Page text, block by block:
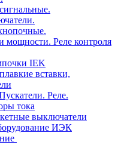
мощности. Реле контроля
IEK
вставки,
Реле.
тока
выключатели
ИЭК